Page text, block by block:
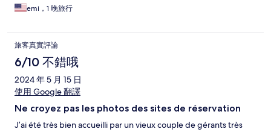
emi，1 晚旅行
旅客真實評論
6/10 不錯哦
2024 年 5 月 15 日
使用 Google 翻譯
Ne croyez pas les photos des sites de réservation
J’ai été très bien accueilli par un vieux couple de gérants très